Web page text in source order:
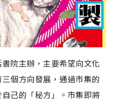
院主辦，主要希望向文化
個方向發展，通過市集的
己的「秘方」。市集即將